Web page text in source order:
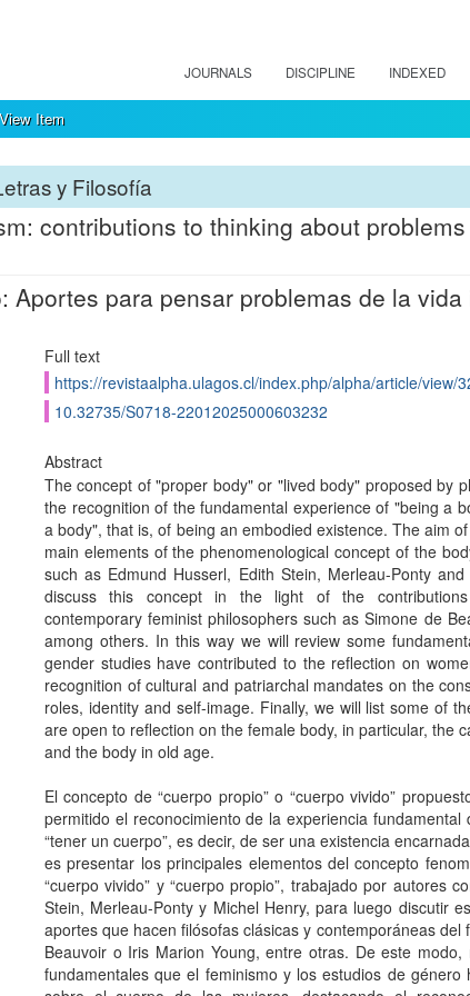
JOURNALS DISCIPLINE INDEXED
View Item
y Filosofía
contributions to thinking about
Aportes para pensar problemas de la
Full text
https://revistaalpha.ulagos.cl/index.php/alpha/article/view/
10.32735/S0718-22012025000603232
Abstract
The concept of "proper body" or "lived body" proposed by
the recognition of the fundamental experience of "being a
a body", that is, of being an embodied existence. The aim
main elements of the phenomenological concept of the
such as Edmund Husserl, Edith Stein, Merleau-Ponty
discuss this concept in the light of the
contemporary feminist philosophers such as Simone de
among others. In this way we will review some
gender studies have contributed to the reflection on
recognition of cultural and patriarchal mandates on the
roles, identity and self-image. Finally, we will list some of
are open to reflection on the female body, in particular, the
and the body in old age.
El concepto de “cuerpo propio” o “cuerpo vivido”
permitido el reconocimiento de la experiencia fundamental
“tener un cuerpo”, es decir, de ser una existencia
es presentar los principales elementos del concepto
“cuerpo vivido” y “cuerpo propio”, trabajado por autores
Stein, Merleau-Ponty y Michel Henry, para luego discutir
aportes que hacen filósofas clásicas y contemporáneas del
Beauvoir o Iris Marion Young, entre otras. De este modo,
fundamentales que el feminismo y los estudios de